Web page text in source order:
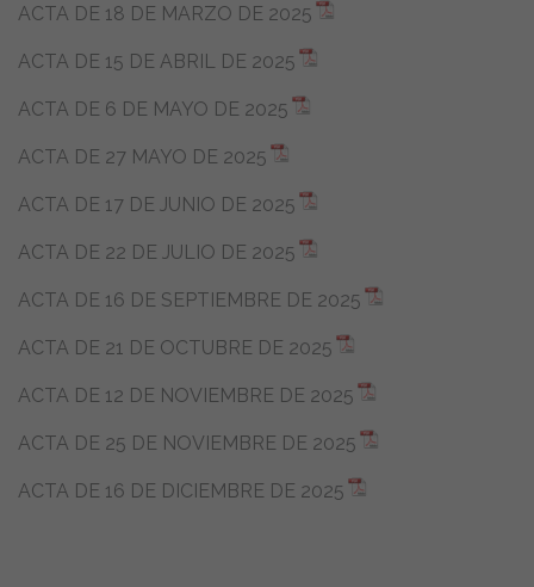
ACTA DE 18 DE MARZO DE 2025
ACTA DE 15 DE ABRIL DE 2025
ACTA DE 6 DE MAYO DE 2025
ACTA DE 27 MAYO DE 2025
ACTA DE 17 DE JUNIO DE 2025
ACTA DE 22 DE JULIO DE 2025
ACTA DE 16 DE SEPTIEMBRE DE 2025
ACTA DE 21 DE OCTUBRE DE 2025
ACTA DE 12 DE NOVIEMBRE DE 2025
ACTA DE 25 DE NOVIEMBRE DE 2025
ACTA DE 16 DE DICIEMBRE DE 2025